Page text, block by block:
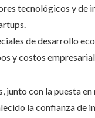
tecnológicos y de
de desarrollo
y costos
con la puesta
la confianza de